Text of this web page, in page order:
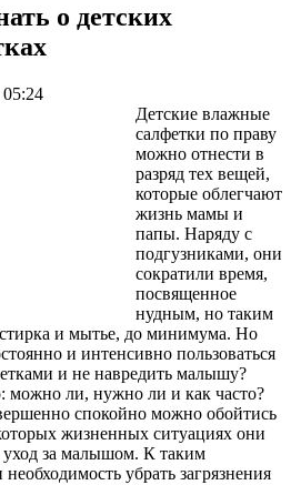
о детских
Детские влажные
салфетки по праву
можно отнести в
разряд тех вещей,
которые облегчают
жизнь мамы и
папы. Наряду с
подгузниками, они
сократили время,
посвященное
нудным, но таким
и мытье, до минимума. Но
и интенсивно пользоваться
и не навредить малышу?
можно ли, нужно ли и как часто?
спокойно можно обойтись
жизненных ситуациях они
уход за малышом. К таким
убрать загрязнения